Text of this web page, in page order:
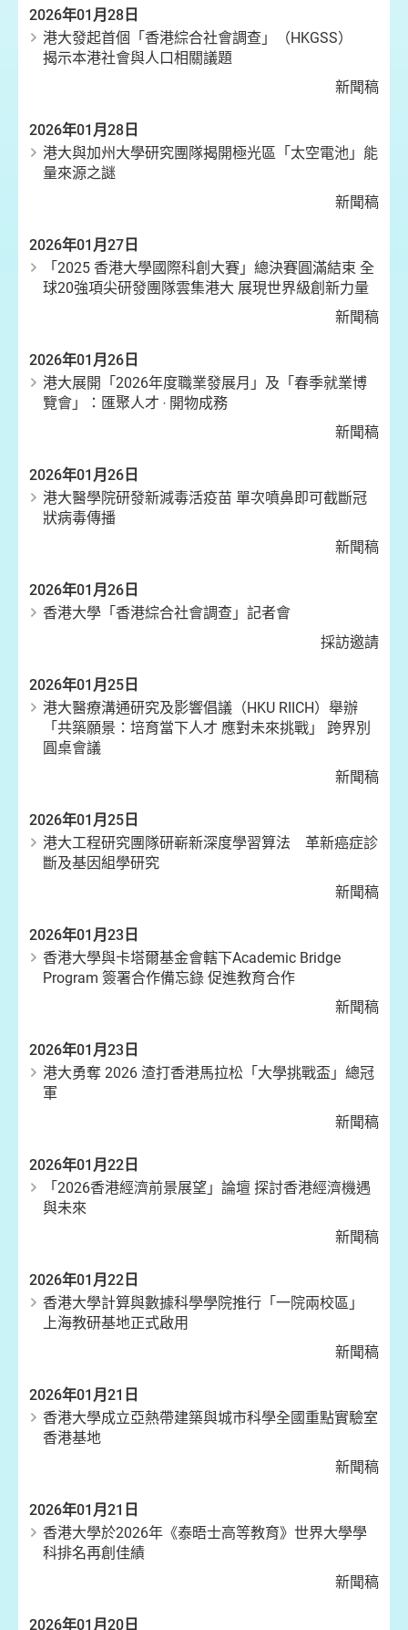
2026年01月28日
港大發起首個「香港綜合社會調查」（HKGSS）
揭示本港社會與人口相關議題
新聞稿
2026年01月28日
港大與加州大學研究團隊揭開極光區「太空電池」能
量來源之謎
新聞稿
2026年01月27日
「2025 香港大學國際科創大賽」總決賽圓滿結束 全
球20強項尖研發團隊雲集港大 展現世界級創新力量
新聞稿
2026年01月26日
港大展開「2026年度職業發展月」及「春季就業博
覽會」：匯聚人才 ‧ 開物成務
新聞稿
2026年01月26日
港大醫學院研發新減毒活疫苗 單次噴鼻即可截斷冠
狀病毒傳播
新聞稿
2026年01月26日
香港大學「香港綜合社會調查」記者會
採訪邀請
2026年01月25日
港大醫療溝通研究及影響倡議（HKU RIICH）舉辦
「共築願景：培育當下人才 應對未來挑戰」 跨界別
圓桌會議
新聞稿
2026年01月25日
港大工程研究團隊研嶄新深度學習算法 革新癌症診
斷及基因組學研究
新聞稿
2026年01月23日
香港大學與卡塔爾基金會轄下Academic Bridge
Program 簽署合作備忘錄 促進教育合作
新聞稿
2026年01月23日
港大勇奪 2026 渣打香港馬拉松「大學挑戰盃」總冠
軍
新聞稿
2026年01月22日
「2026香港經濟前景展望」論壇 探討香港經濟機遇
與未來
新聞稿
2026年01月22日
香港大學計算與數據科學學院推行「一院兩校區」
上海教研基地正式啟用
新聞稿
2026年01月21日
香港大學成立亞熱帶建築與城市科學全國重點實驗室
香港基地
新聞稿
2026年01月21日
香港大學於2026年《泰晤士高等教育》世界大學學
科排名再創佳績
新聞稿
2026年01月20日